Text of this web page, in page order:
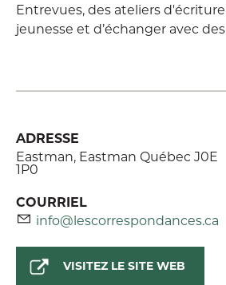
Entrevues, des ateliers
jeunesse et d’échanger avec
ADRESSE
Eastman, Eastman Québec J0E
1P0
COURRIEL
info@lescorrespondances.ca
VISITEZ LE SITE WEB